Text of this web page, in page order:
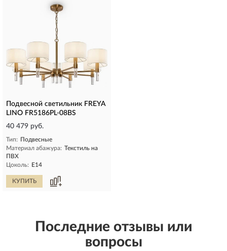
Подвесной светильник FREYA
LINO FR5186PL-08BS
40 479 руб.
Тип: Подвесные
Материал абажура: Текстиль на
ПВХ
Цоколь: E14
КУПИТЬ
Последние отзывы или
вопросы